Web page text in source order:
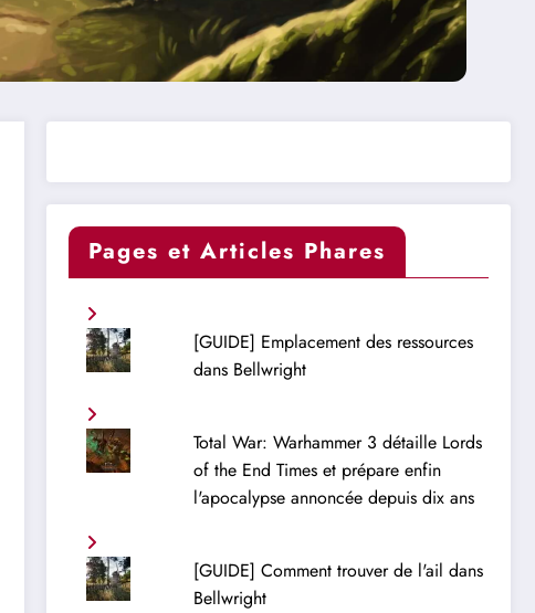
Pages et Articles Phares
[GUIDE] Emplacement des ressources
dans Bellwright
Total War: Warhammer 3 détaille Lords
of the End Times et prépare enfin
l'apocalypse annoncée depuis dix ans
[GUIDE] Comment trouver de l'ail dans
Bellwright